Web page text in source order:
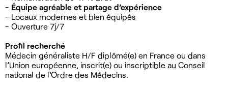
- Équipe agréable et partage d’expérience
- Locaux modernes et bien équipés
- Ouverture 7j/7
Profil recherché
Médecin généraliste H/F diplômé(e) en France ou dans
l’Union européenne, inscrit(e) ou inscriptible au Conseil
national de l’Ordre des Médecins.